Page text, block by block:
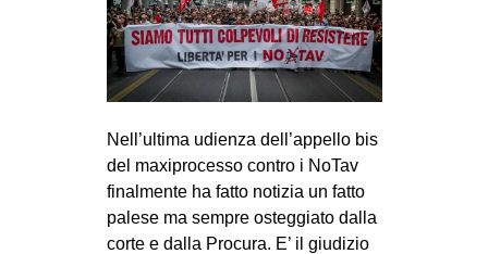
Nell’ultima udienza dell’appello bis
del maxiprocesso contro i NoTav
finalmente ha fatto notizia un fatto
palese ma sempre osteggiato dalla
corte e dalla Procura. E’ il giudizio